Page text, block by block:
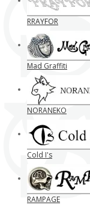
RRAYFOR
Mad Graffiti
NORANEKO
Cold I's
RAMPAGE